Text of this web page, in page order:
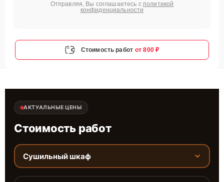
Отправляя, Вы соглашаетесь с политикой
конфиденциальности
Стоимость работ от 800 ₽
АКТУАЛЬНЫЕ ЦЕНЫ
Стоимость работ
Сушильный шкаф